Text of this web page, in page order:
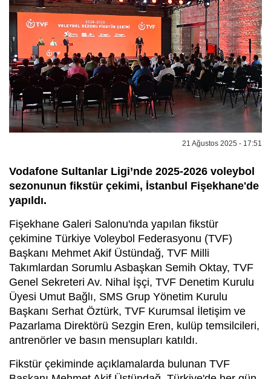
21 Ağustos 2025 - 17:51
Vodafone Sultanlar Ligi’nde 2025-2026 voleybol
sezonunun fikstür çekimi, İstanbul Fişekhane'de
yapıldı.
Fişekhane Galeri Salonu'nda yapılan fikstür
çekimine Türkiye Voleybol Federasyonu (TVF)
Başkanı Mehmet Akif Üstündağ, TVF Milli
Takımlardan Sorumlu Asbaşkan Semih Oktay, TVF
Genel Sekreteri Av. Nihal İşçi, TVF Denetim Kurulu
Üyesi Umut Bağlı, SMS Grup Yönetim Kurulu
Başkanı Serhat Öztürk, TVF Kurumsal İletişim ve
Pazarlama Direktörü Sezgin Eren, kulüp temsilcileri,
antrenörler ve basın mensupları katıldı.
Fikstür çekiminde açıklamalarda bulunan TVF